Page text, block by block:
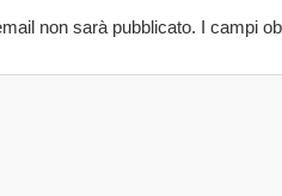
non sarà pubblicato. I campi